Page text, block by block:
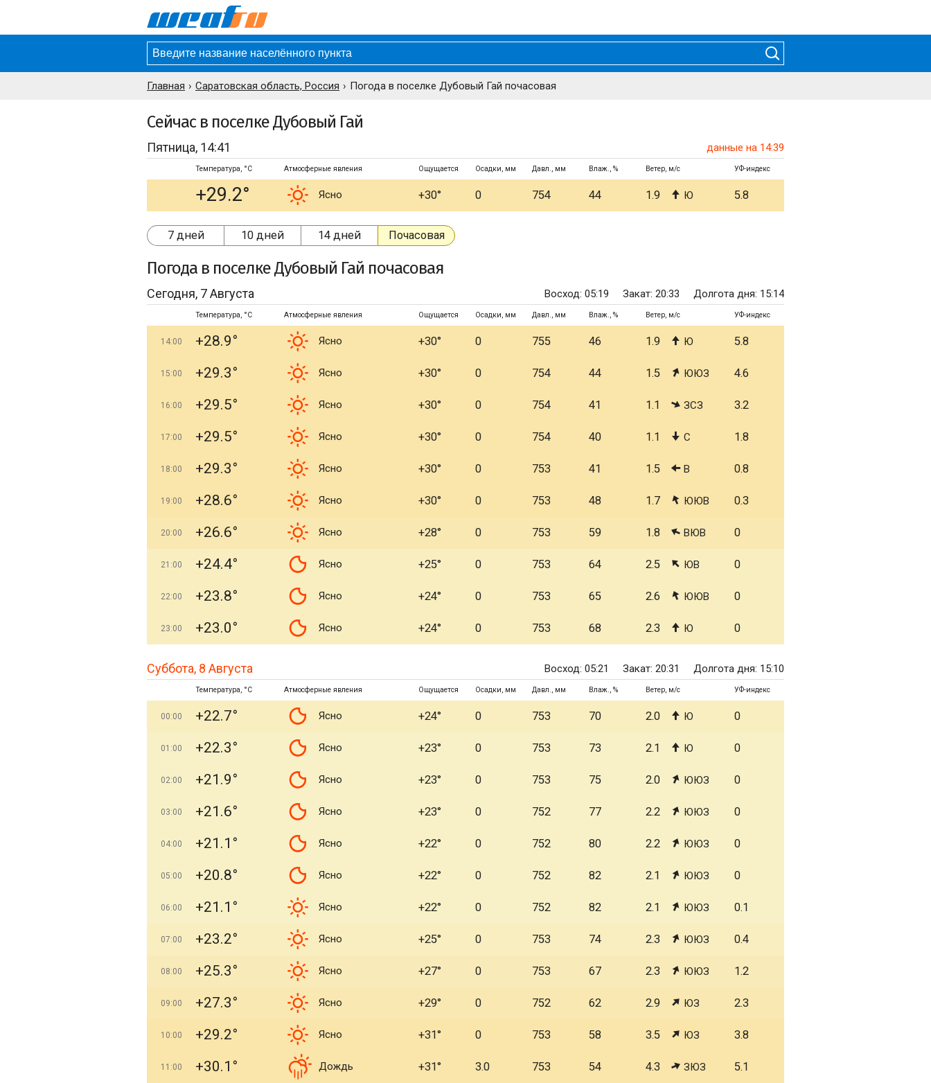
Главная Саратовская область, Россия Погода в поселке Дубовый Гай почасовая
Сейчас в поселке Дубовый Гай
Пятница, 14:41 данные на 14:39
Температура, °C Атмосферные явления Ощущается Осадки, мм Давл., мм Влаж., % Ветер, м/с УФ-индекс
+29.2° Ясно +30° 0 754 44 1.9 Ю 5.8
7 дней 10 дней 14 дней Почасовая
Погода в поселке Дубовый Гай почасовая
Сегодня, 7 Августа Восход: 05:19 Закат: 20:33 Долгота дня: 15:14
Температура, °C Атмосферные явления Ощущается Осадки, мм Давл., мм Влаж., % Ветер, м/с УФ-индекс
14:00 +28.9° Ясно +30° 0 755 46 1.9 Ю 5.8
15:00 +29.3° Ясно +30° 0 754 44 1.5 ЮЮЗ 4.6
16:00 +29.5° Ясно +30° 0 754 41 1.1 ЗСЗ 3.2
17:00 +29.5° Ясно +30° 0 754 40 1.1 С 1.8
18:00 +29.3° Ясно +30° 0 753 41 1.5 В 0.8
19:00 +28.6° Ясно +30° 0 753 48 1.7 ЮЮВ 0.3
20:00 +26.6° Ясно +28° 0 753 59 1.8 ВЮВ 0
21:00 +24.4° Ясно +25° 0 753 64 2.5 ЮВ 0
22:00 +23.8° Ясно +24° 0 753 65 2.6 ЮЮВ 0
23:00 +23.0° Ясно +24° 0 753 68 2.3 Ю 0
Суббота, 8 Августа Восход: 05:21 Закат: 20:31 Долгота дня: 15:10
Температура, °C Атмосферные явления Ощущается Осадки, мм Давл., мм Влаж., % Ветер, м/с УФ-индекс
00:00 +22.7° Ясно +24° 0 753 70 2.0 Ю 0
01:00 +22.3° Ясно +23° 0 753 73 2.1 Ю 0
02:00 +21.9° Ясно +23° 0 753 75 2.0 ЮЮЗ 0
03:00 +21.6° Ясно +23° 0 752 77 2.2 ЮЮЗ 0
04:00 +21.1° Ясно +22° 0 752 80 2.2 ЮЮЗ 0
05:00 +20.8° Ясно +22° 0 752 82 2.1 ЮЮЗ 0
06:00 +21.1° Ясно +22° 0 752 82 2.1 ЮЮЗ 0.1
07:00 +23.2° Ясно +25° 0 753 74 2.3 ЮЮЗ 0.4
08:00 +25.3° Ясно +27° 0 753 67 2.3 ЮЮЗ 1.2
09:00 +27.3° Ясно +29° 0 752 62 2.9 ЮЗ 2.3
10:00 +29.2° Ясно +31° 0 753 58 3.5 ЮЗ 3.8
11:00 +30.1° Дождь +31° 3.0 753 54 4.3 ЗЮЗ 5.1